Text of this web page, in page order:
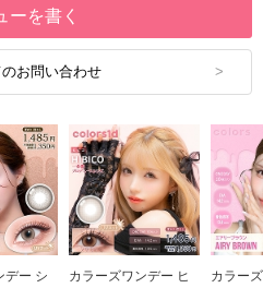
ーを書く
お問い合わせ
デー シ
カラーズワンデー ヒ
カラー